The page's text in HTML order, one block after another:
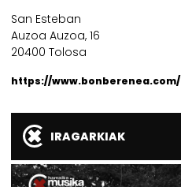
San Esteban
Auzoa Auzoa, 16
20400 Tolosa
https://www.bonberenea.com/
IRAGARKIAK